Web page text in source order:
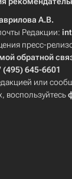
А.В.
Редакции:
пресс-
обратной
(495) 645-6601
или
воспользуйтесь